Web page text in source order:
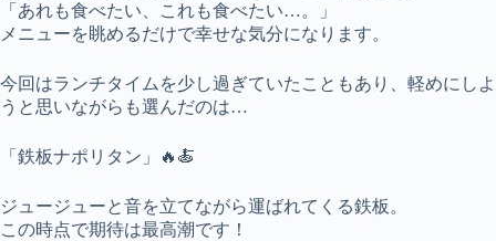
「あれも食べたい、これも食べたい…。」
メニューを眺めるだけで幸せな気分になります。
今回はランチタイムを少し過ぎていたこともあり、軽めにしよ
うと思いながらも選んだのは…
「鉄板ナポリタン」🔥🍝
ジュージューと音を立てながら運ばれてくる鉄板。
この時点で期待は最高潮です！